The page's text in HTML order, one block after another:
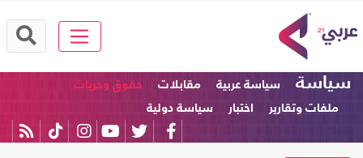
سياسة سياسة عربية مقابلات
حقوق وحريات
ملفات وتقارير
اختبار سياسة دولية